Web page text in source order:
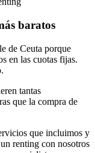
baratos
de Ceuta porque
en las cuotas fijas.
tantas
que la compra de
que incluimos y
renting con nosotros